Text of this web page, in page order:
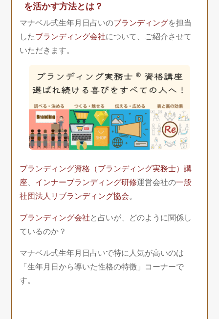
を活かす方法とは？
マナベル式生年月日占いのブランディングを担当
したブランディング会社について、ご紹介させて
いただきます。
ブランディング資格（ブランディング実務士）講
座、 インナーブランディング研修運営会社の一般
社団法人リブランディング協会。
ブランディング会社 と占いが、どのように関係し
ているのか？
マナベル式生年月日占いで特に人気が高いのは
「生年月日から導いた性格の特徴」コーナーで
す。